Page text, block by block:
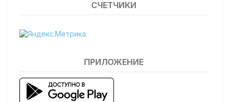
СЧЕТЧИКИ
ПРИЛОЖЕНИЕ